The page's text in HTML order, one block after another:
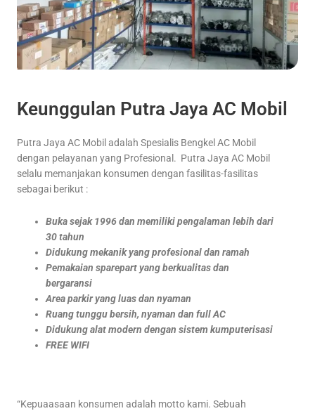
Keunggulan Putra Jaya AC Mobil
Putra Jaya AC Mobil adalah Spesialis Bengkel AC Mobil
dengan pelayanan yang Profesional. Putra Jaya AC Mobil
selalu memanjakan konsumen dengan fasilitas-fasilitas
sebagai berikut :
Buka sejak 1996 dan memiliki pengalaman lebih dari
30 tahun
Didukung mekanik yang profesional dan ramah
Pemakaian sparepart yang berkualitas dan
bergaransi
Area parkir yang luas dan nyaman
Ruang tunggu bersih, nyaman dan full AC
Didukung alat modern dengan sistem kumputerisasi
FREE WIFI
“Kepuaasaan konsumen adalah motto kami. Sebuah